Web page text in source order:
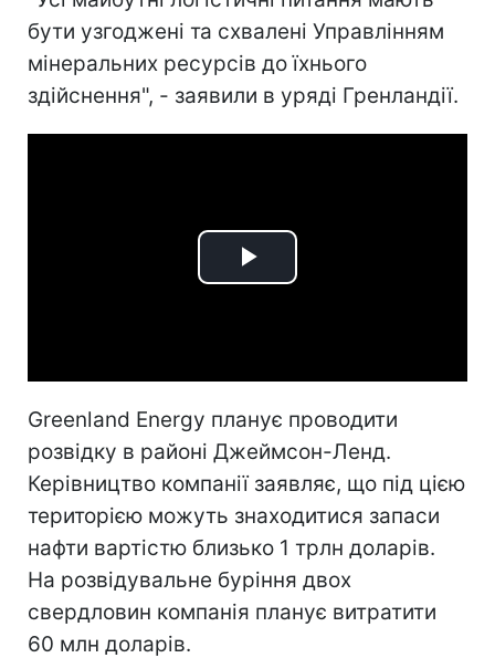
бути узгоджені та схвалені Управлінням
мінеральних ресурсів до їхнього
здійснення", - заявили в уряді Гренландії.
Play
Greenland Energy планує проводити
розвідку в районі Джеймсон-Ленд.
Керівництво компанії заявляє, що під цією
територією можуть знаходитися запаси
нафти вартістю близько 1 трлн доларів.
На розвідувальне буріння двох
свердловин компанія планує витратити
60 млн доларів.